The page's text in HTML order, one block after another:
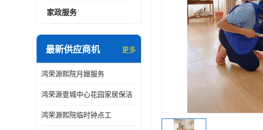
家政服务
最新供应商机 更多
鸿荣源熙院月嫂服务
鸿荣源壹城中心花园家居保洁
鸿荣源熙院临时钟点工